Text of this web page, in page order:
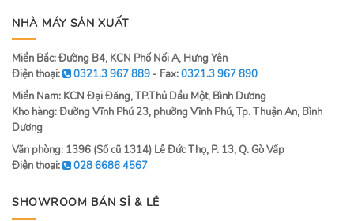
NHÀ MÁY SẢN XUẤT
Miền Bắc: Đường B4, KCN Phố Nối A, Hưng Yên
Điện thoại:
0321.3 967 889 - Fax:0321.3 967 890
Miền Nam: KCN Đại Đăng, TP.Thủ Dầu Một, Bình Dương
Kho hàng: Đường Vĩnh Phú 23, phường Vĩnh Phú, Tp. Thuận An, Bình
Dương
Văn phòng: 1396 (Số cũ 1314) Lê Đức Thọ, P. 13, Q. Gò Vấp
Điện thoại:
028 6686 4567
SHOWROOM BÁN SỈ & LẺ